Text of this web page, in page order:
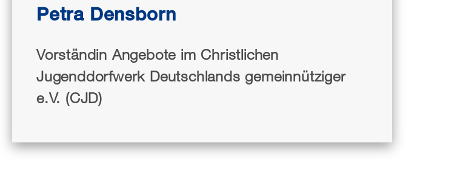
Petra Densborn
Vorständin Angebote im Christlichen
Jugenddorfwerk Deutschlands gemeinnütziger
e.V. (CJD)